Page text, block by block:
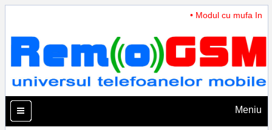
• Modul cu mufa
Meniu